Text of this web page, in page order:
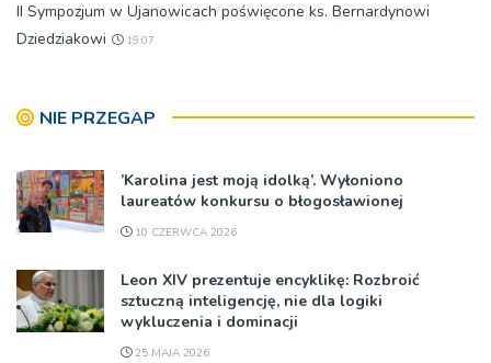
II Sympozjum w Ujanowicach poświęcone ks. Bernardynowi
Dziedziakowi
19:07
NIE PRZEGAP
’Karolina jest moją idolką’. Wyłoniono
laureatów konkursu o błogosławionej
10 CZERWCA 2026
Leon XIV prezentuje encyklikę: Rozbroić
sztuczną inteligencję, nie dla logiki
wykluczenia i dominacji
25 MAJA 2026